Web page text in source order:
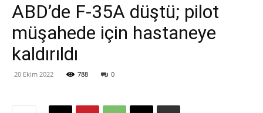
ABD’de F-35A düştü; pilot
müşahede için hastaneye
kaldırıldı
20 Ekim 2022 788 0